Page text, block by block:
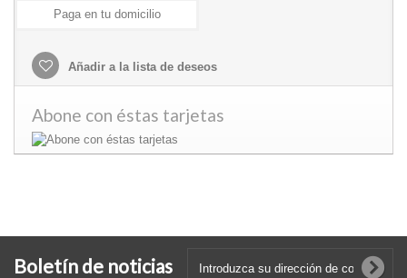
Paga en tu domicilio
Añadir a la lista de deseos
Abone con éstas tarjetas
Boletín de noticias